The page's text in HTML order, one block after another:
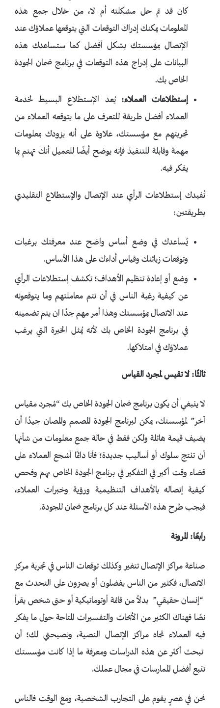
كان قد تم حل مشكلته أم لا، من خلال جمع هذه
المعلومات يمكنك إدراك التوقعات التي يتوقعها عملاؤك عند
الإتصال بمؤسستك بشكل أفضل كما ستساعدك هذه
البيانات على إدراج هذه التوقعات في برنامج ضمان الجودة
الخاص بك.
إستطلاعات العملاء: يُعد الإستطلاع البسيط لخدمة
العملاء أفضل طريقة للتعرف على ما يتوقعه العملاء من
تجربتهم مع مؤسستك، علاوة على أنه يزودك بمعلومات
مهمة وقابلة للتنفيذ فإنه يوضح أيضًا للعميل أنك تهتم بما
يفكر فيه.
تُفيدك إستطلاعات الرأي عند الإتصال والإستطلاع التقليدي
بطريقتين:
يُساعدك في وضع أساس واضح عند معرفتك برغبات
وتوقعات زبائنك وقياس أداءك على هذا الأساس.
وضع أو إعادة تنظيم الأهداف؛ تكشف إستطلاعات الرأي
عن كيفية رغبة الناس في أن تتم معاملتهم وما يتوقعونه
عند الاتصال بمؤسستك وهذا أمر مهم جدًا ان يتم تضمينه
في برنامج الجودة الخاص بك لأنه يُمثل الخبرة التي يرغب
عملاؤك في امتلاكها.
ثالثًا: لا تقيس لمجرد القياس
لا ينبغي أن يكون برنامج ضمان الجودة الخاص بك “مُجرد مقياس
آخر” لمؤسستك، يمكن لبرنامج الجودة المصمم والمصان جيدًا أن
يضيف قيمة هائلة ولكن فقط في حالة جمع معلومات من شأنها
أن تنتج سلوك أو أساليب جديدة؛ فأنا دائمًا أشجع العملاء على
قضاء وقت أكبر في التفكير في برنامج الجودة الخاص بهم وفحص
كيفية إتصاله بالأهداف التنظيمية ورؤية وخبرات العملاء،
فيجب طرح هذه الأسئلة عند كل برنامج ضمان للجودة.
رابعًا: المرونة
صناعة مراكز الإتصال تتغير وكذلك توقعات الناس في تجربة مركز
الاتصال، فكثير من الناس يفضلون أو يصرّون على التحدث مع
“إنسان حقيقي” بدلاً من قائمة أوتوماتيكية أو حتى شخص يقرأ
نصًا فهناك الكثير من الأبحاث والتفسيرات المتاحة حول ما يفكر
فيه العملاء تجاه مراكز الإتصال النصية، ونصيحتي لك؛ أن
تبحث أكثر عن هذه الدراسات ومعرفة ما إذا كانت مؤسستك
تتبع أفضل الممارسات في مجال عملك.
نحن في عصرٍ يقوم على التجارب الشخصية، ومع الوقت فالناس